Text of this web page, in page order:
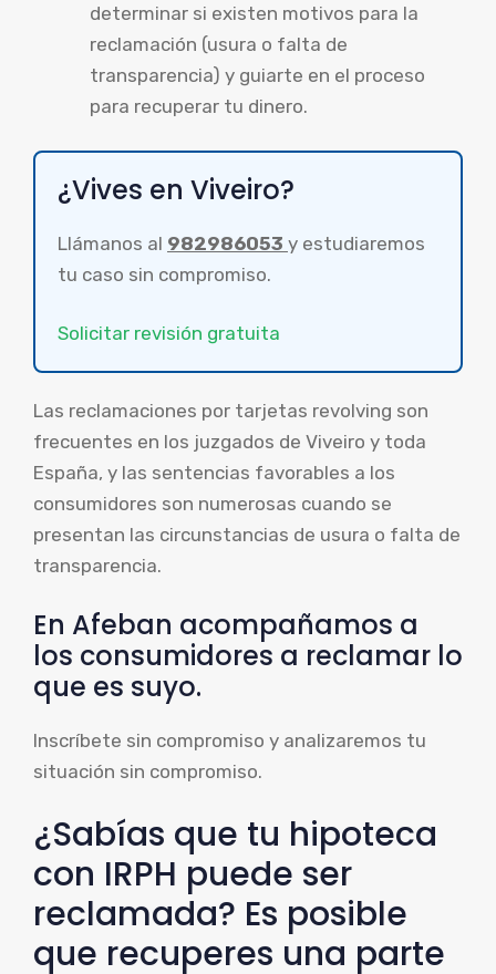
determinar si existen motivos para la
reclamación (usura o falta de
transparencia) y guiarte en el proceso
para recuperar tu dinero.
¿Vives en Viveiro?
Llámanos al 982986053 y estudiaremos
tu caso sin compromiso.
Solicitar revisión gratuita
Las reclamaciones por tarjetas revolving son
frecuentes en los juzgados de Viveiro y toda
España, y las sentencias favorables a los
consumidores son numerosas cuando se
presentan las circunstancias de usura o falta de
transparencia.
En Afeban acompañamos a
los consumidores a reclamar lo
que es suyo.
Inscríbete sin compromiso y analizaremos tu
situación sin compromiso.
¿Sabías que tu hipoteca
con IRPH puede ser
reclamada? Es posible
que recuperes una parte